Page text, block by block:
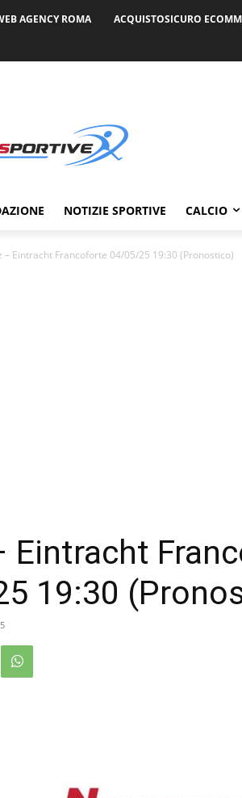
AGENCY ROMA ACQUISTOSICURO
NOTIZIE SPORTIVE CALCIO
– Eintracht Francoforte 04/05/25 19:30 (Pronostico)
Eintracht
19:30